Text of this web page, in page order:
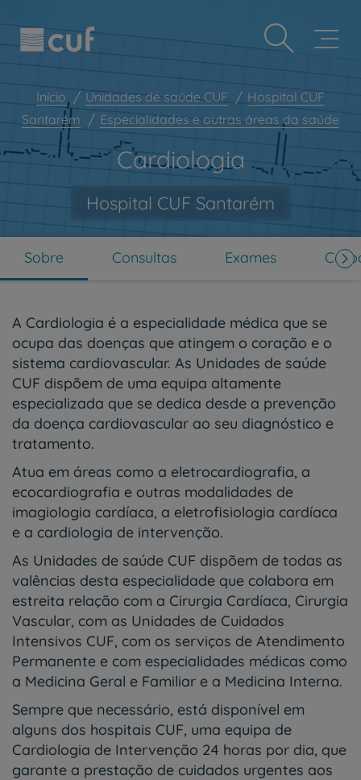
este
inclui
sistema
acessibilidade.
para
conteúdo
Prevenção e bem-estar
Grandes Áreas da Saúde
Plano +CUF
My CUF
Clientes e acompanhantes
CUF Academic Center
Sobre nós
Contacte-nos
Início Unidades de saúde CUF
Hospital CUF
Santarém
Especialidades e outras áreas da saúde
Cardiologia
Hospital CUF Santarém
Sobre Consultas Exames
A Cardiologia é a especialidade médica que se
ocupa das doenças que atingem o coração e o
sistema cardiovascular. As Unidades de saúde
CUF dispõem de uma equipa altamente
especializada que se dedica desde a prevenção
da doença cardiovascular ao seu diagnóstico e
tratamento.
Atua em áreas como a eletrocardiografia, a
ecocardiografia e outras modalidades de
imagiologia cardíaca, a eletrofisiologia cardíaca
e a cardiologia de intervenção.
As Unidades de saúde CUF dispõem de todas as
valências desta especialidade que colabora em
estreita relação com a Cirurgia Cardíaca, Cirurgia
Vascular, com as Unidades de Cuidados
Intensivos CUF, com os serviços de Atendimento
Permanente e com especialidades médicas como
a Medicina Geral e Familiar e a Medicina Interna.
Sempre que necessário, está disponível em
alguns dos hospitais CUF, uma equipa de
Cardiologia de Intervenção 24 horas por dia, que
garante a prestação de cuidados urgentes aos